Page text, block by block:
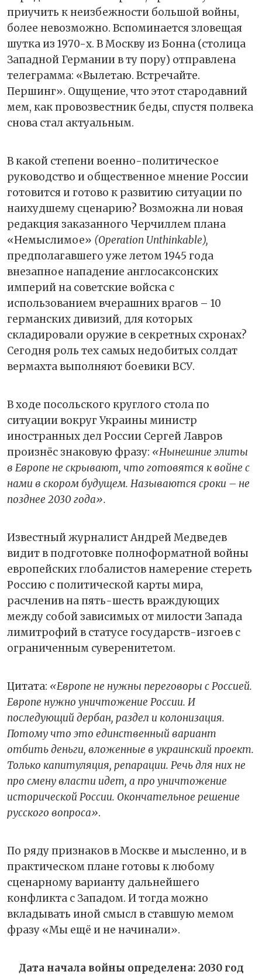
приучить к неизбежности большой войны,
более невозможно. Вспоминается зловещая
шутка из 1970-х. В Москву из Бонна (столица
Западной Германии в ту пору) отправлена
телеграмма: «Вылетаю. Встречайте.
Першинг». Ощущение, что этот стародавний
мем, как провозвестник беды, спустя полвека
снова стал актуальным.
В какой степени военно-политическое
руководство и общественное мнение России
готовится и готово к развитию ситуации по
наихудшему сценарию? Возможна ли новая
редакция заказанного Черчиллем плана
«Немыслимое» (Operation Unthinkable),
предполагавшего уже летом 1945 года
внезапное нападение англосаксонских
империй на советские войска с
использованием вчерашних врагов – 10
германских дивизий, для которых
складировали оружие в секретных схронах?
Сегодня роль тех самых недобитых солдат
вермахта выполняют боевики ВСУ.
В ходе посольского круглого стола по
ситуации вокруг Украины министр
иностранных дел России Сергей Лавров
произнёс знаковую фразу: «Нынешние элиты
в Европе не скрывают, что готовятся к войне с
нами в скором будущем. Называются сроки – не
позднее 2030 года».
Известный журналист Андрей Медведев
видит в подготовке полноформатной войны
европейских глобалистов намерение стереть
Россию с политической карты мира,
расчленив на пять-шесть враждующих
между собой зависимых от милости Запада
лимитрофий в статусе государств-изгоев с
ограниченным суверенитетом.
Цитата: «Европе не нужны переговоры с Россией.
Европе нужно уничтожение России. И
последующий дербан, раздел и колонизация.
Потому что это единственный вариант
отбить деньги, вложенные в украинский проект.
Только капитуляция, репарации. Речь для них не
про смену власти идет, а про уничтожение
исторической России. Окончательное решение
русского вопроса».
По ряду признаков в Москве и мысленно, и в
практическом плане готовы к любому
сценарному варианту дальнейшего
конфликта с Западом. И тогда можно
вкладывать иной смысл в ставшую мемом
фразу «Мы ещё и не начинали».
Дата начала войны определена: 2030 год